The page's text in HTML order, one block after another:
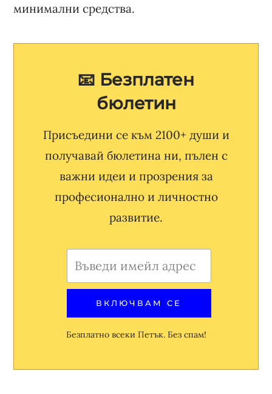
минимални средства.
📧 Безплатен
бюлетин
Присъедини се към 2100+ души и
получавай бюлетина ни, пълен с
важни идеи и прозрения за
професионално и личностно
развитие.
Безплатно всеки Петък. Без спам!